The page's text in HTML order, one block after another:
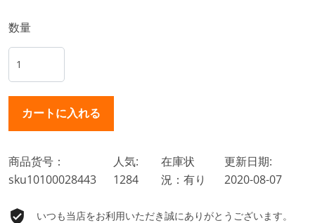
数量
商品货号：
sku10100028443
人気:
1284
在庫状
況：有り
更新日期:
2020-08-07
いつも当店をお利用いただき誠にありがとうございます。